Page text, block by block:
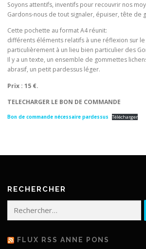
Soyons attentifs, inventifs pour recouvrir nos
Gardons-nous de tout signaler, épuiser, tête de
Cette pochette au format A4 réunit:
différents éléments relatifs à une réflexion sur
particulièrement à un lieu bien particulier des
Il y a un texte, un ensemble de gommettes
abrasif, un petit pardessus léger.
Prix : 15 €.
TELECHARGER LE BON DE COMMANDE
Bon de commande nécessaire pardessus Télécharger
RECHERCHER
Rechercher :
FLUX RSS ANNE PONS